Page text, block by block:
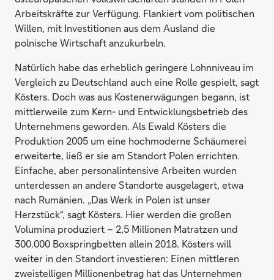
Arbeitskräfte zur Verfügung. Flankiert vom politischen
Willen, mit Investitionen aus dem Ausland die
polnische Wirtschaft anzukurbeln.
Natürlich habe das erheblich geringere Lohnniveau im
Vergleich zu Deutschland auch eine Rolle gespielt, sagt
Kösters. Doch was aus Kostenerwägungen begann, ist
mittlerweile zum Kern- und Entwicklungsbetrieb des
Unternehmens geworden. Als Ewald Kösters die
Produktion 2005 um eine hochmoderne Schäumerei
erweiterte, ließ er sie am Standort Polen errichten.
Einfache, aber personalintensive Arbeiten wurden
unterdessen an andere Standorte ausgelagert, etwa
nach Rumänien. „Das Werk in Polen ist unser
Herzstück“, sagt Kösters. Hier werden die großen
Volumina produziert – 2,5 Millionen Matratzen und
300.000 Boxspringbetten allein 2018. Kösters will
weiter in den Standort investieren: Einen mittleren
zweistelligen Millionenbetrag hat das Unternehmen